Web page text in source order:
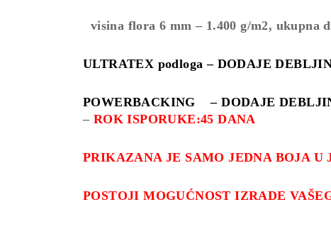
visina flora 6 mm – 1.400 g/m2, ukupna
ULTRATEX podloga – DODAJE
POWERBACKING – DODAJE
– ROK ISPORUKE:45 DANA
PRIKAZANA JE SAMO JEDNA BOJA U
POSTOJI MOGUĆNOST IZRADE